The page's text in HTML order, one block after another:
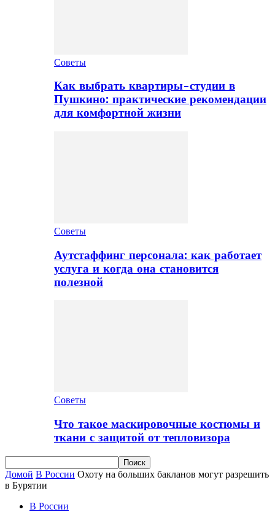
Советы
Как выбрать квартиры-студии в
Пушкино: практические рекомендации
для комфортной жизни
Советы
Аутстаффинг персонала: как работает
услуга и когда она становится
полезной
Советы
Что такое маскировочные костюмы и
ткани с защитой от тепловизора
Домой В России Охоту на больших бакланов могут разрешить
в Бурятии
В России